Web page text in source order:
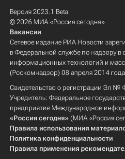
Версия 2023.1 Beta
© 2026 МИА «Россия сегодня»
Вакансии
Сетевое издание РИА Новости
в Федеральной службе по надзору в
информационных технологий и
(Роскомнадзор) 08 апреля 2014
Свидетельство о регистрации Эл №
Учредитель: Федеральное
предприятие Международное
«Россия сегодня» (МИА «Россия
Правила использования
Политика конфиденциальности
Правила применения